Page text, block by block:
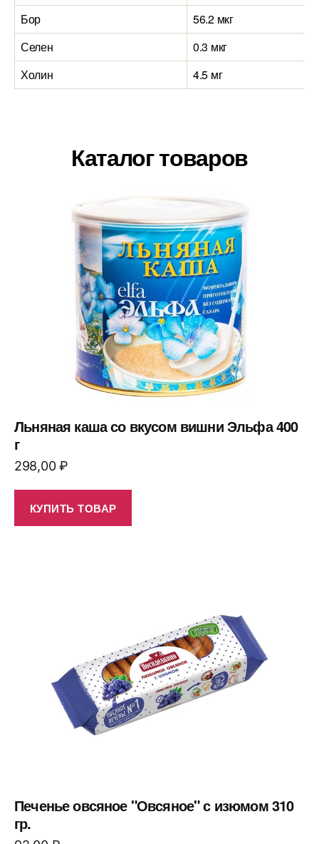
Бор
56.2 мкг
Селен
0.3 мкг
Холин
4.5 мг
Каталог товаров
Льняная каша со вкусом вишни Эльфа 400
г
298,00₽
КУПИТЬ ТОВАР
Печенье овсяное "Овсяное" с изюмом 310
гр.